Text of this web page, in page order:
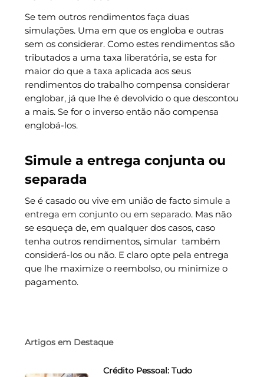
Se tem outros rendimentos faça duas
simulações. Uma em que os engloba e outras
sem os considerar. Como estes rendimentos são
tributados a uma taxa liberatória, se esta for
maior do que a taxa aplicada aos seus
rendimentos do trabalho compensa considerar
englobar, já que lhe é devolvido o que descontou
a mais. Se for o inverso então não compensa
englobá-los.
Simule a entrega conjunta ou
separada
Se é casado ou vive em união de facto simule a
entrega em conjunto ou em separado. Mas não
se esqueça de, em qualquer dos casos, caso
tenha outros rendimentos, simular também
considerá-los ou não. E claro opte pela entrega
que lhe maximize o reembolso, ou minimize o
pagamento.
Artigos em Destaque
Crédito Pessoal: Tudo